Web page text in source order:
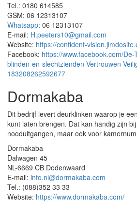
Tel.: 0180 614585
GSM: 06 12313107
Whatsapp: 06 12313107
E-mail: H.peeters10@gmail.com
Website: https://confident-
Facebook: https://www.facebook.com/De-
blinden-en-slechtzienden-Vertrouwen-
183208262592677
Dormakaba
Dit bedrijf levert deurklinken waarop je
kunt laten brengen. Dat kan handig zijn
nooduitgangen, maar ook voor
Dormakaba
Dalwagen 45
NL-6669 CB Dodenwaard
E-mail: info.nl@dormakaba.com
Tel.: (088)352 33 33
Website: https://www.dormakaba.com/